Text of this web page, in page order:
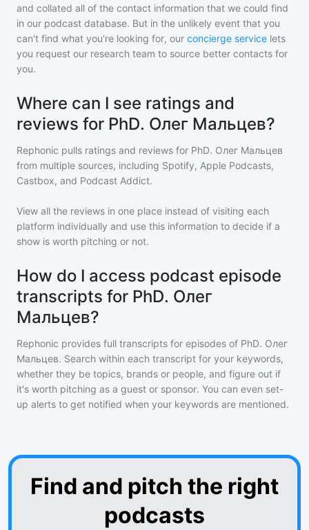
and collated all of the contact information that we could find
in our podcast database. But in the unlikely event that you
can't find what you're looking for, our concierge service lets
you request our research team to source better contacts for
you.
Where can I see ratings and
reviews for PhD. Олег Мальцев?
Rephonic pulls ratings and reviews for PhD. Олег Мальцев
from multiple sources, including Spotify, Apple Podcasts,
Castbox, and Podcast Addict.
View all the reviews in one place instead of visiting each
platform individually and use this information to decide if a
show is worth pitching or not.
How do I access podcast episode
transcripts for PhD. Олег
Мальцев?
Rephonic provides full transcripts for episodes of PhD. Олег
Мальцев. Search within each transcript for your keywords,
whether they be topics, brands or people, and figure out if
it's worth pitching as a guest or sponsor. You can even set-
up alerts to get notified when your keywords are mentioned.
Find and pitch the right
podcasts